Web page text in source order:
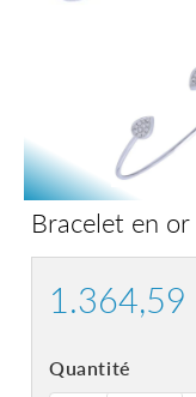
Bracelet en
1.364,59
Quantité